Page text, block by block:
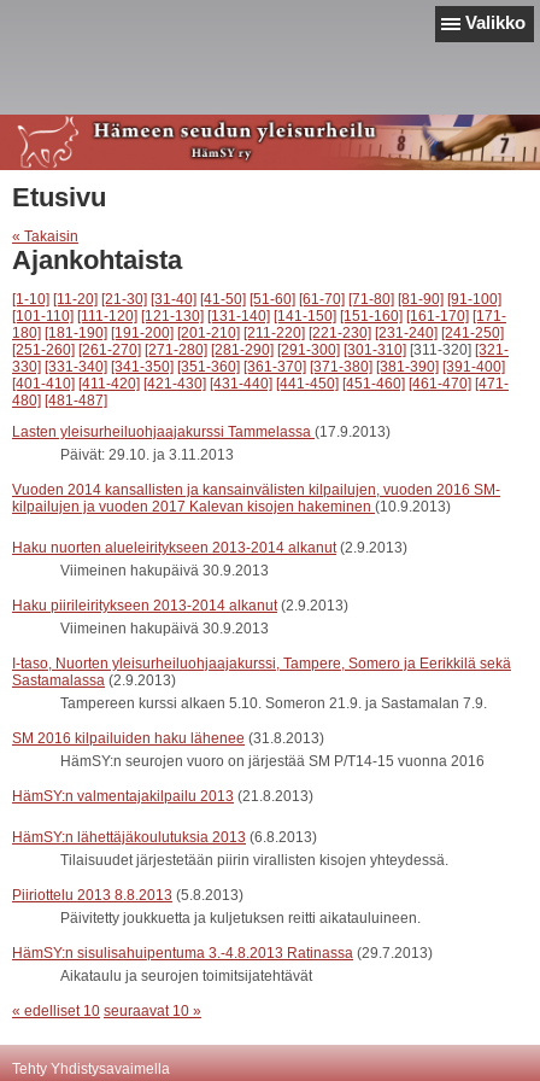
Valikko
Etusivu
« Takaisin
Ajankohtaista
[1-10] [11-20] [21-30] [31-40] [41-50] [51-60] [61-70] [71-80] [81-90] [91-100]
[101-110] [111-120] [121-130] [131-140] [141-150] [151-160] [161-170] [171-
180] [181-190] [191-200] [201-210] [211-220] [221-230] [231-240] [241-250]
[251-260] [261-270] [271-280] [281-290] [291-300] [301-310] [311-320] [321-
330] [331-340] [341-350] [351-360] [361-370] [371-380] [381-390] [391-400]
[401-410] [411-420] [421-430] [431-440] [441-450] [451-460] [461-470] [471-
480] [481-487]
Lasten yleisurheiluohjaajakurssi Tammelassa (17.9.2013)
Päivät: 29.10. ja 3.11.2013
Vuoden 2014 kansallisten ja kansainvälisten kilpailujen, vuoden 2016 SM-
kilpailujen ja vuoden 2017 Kalevan kisojen hakeminen (10.9.2013)
Haku nuorten alueleiritykseen 2013-2014 alkanut (2.9.2013)
Viimeinen hakupäivä 30.9.2013
Haku piirileiritykseen 2013-2014 alkanut (2.9.2013)
Viimeinen hakupäivä 30.9.2013
I-taso, Nuorten yleisurheiluohjaajakurssi, Tampere, Somero ja Eerikkilä sekä
Sastamalassa (2.9.2013)
Tampereen kurssi alkaen 5.10. Someron 21.9. ja Sastamalan 7.9.
SM 2016 kilpailuiden haku lähenee (31.8.2013)
HämSY:n seurojen vuoro on järjestää SM P/T14-15 vuonna 2016
HämSY:n valmentajakilpailu 2013 (21.8.2013)
HämSY:n lähettäjäkoulutuksia 2013 (6.8.2013)
Tilaisuudet järjestetään piirin virallisten kisojen yhteydessä.
Piiriottelu 2013 8.8.2013 (5.8.2013)
Päivitetty joukkuetta ja kuljetuksen reitti aikatauluineen.
HämSY:n sisulisahuipentuma 3.-4.8.2013 Ratinassa (29.7.2013)
Aikataulu ja seurojen toimitsijatehtävät
« edelliset 10 seuraavat 10 »
Tehty Yhdistysavaimella